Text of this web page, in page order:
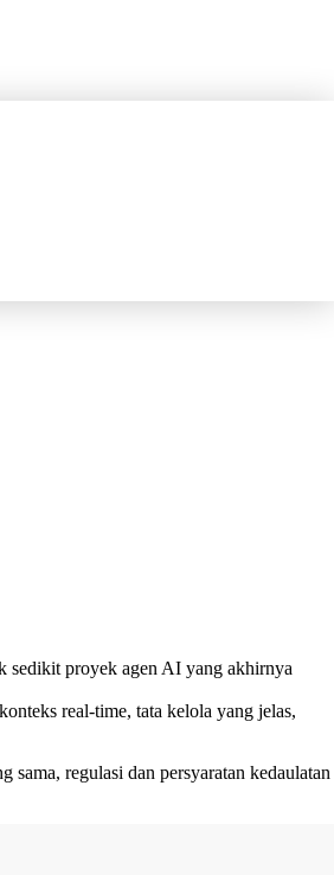
sedikit proyek agen AI yang akhirnya
real-time, tata kelola yang jelas,
sama, regulasi dan persyaratan kedaulatan